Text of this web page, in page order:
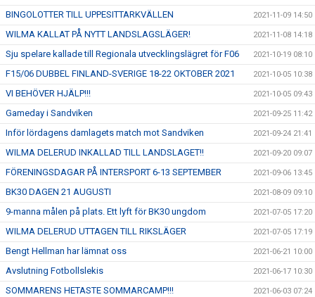
BINGOLOTTER TILL UPPESITTARKVÄLLEN 2021-11-09 14:50
WILMA KALLAT PÅ NYTT LANDSLAGSLÄGER! 2021-11-08 14:18
Sju spelare kallade till Regionala utvecklingslägret för F06 2021-10-19 08:10
F15/06 DUBBEL FINLAND-SVERIGE 18-22 OKTOBER 2021 2021-10-05 10:38
VI BEHÖVER HJÄLP!!! 2021-10-05 09:43
Gameday i Sandviken 2021-09-25 11:42
Inför lördagens damlagets match mot Sandviken 2021-09-24 21:41
WILMA DELERUD INKALLAD TILL LANDSLAGET!! 2021-09-20 09:07
FÖRENINGSDAGAR PÅ INTERSPORT 6-13 SEPTEMBER 2021-09-06 13:45
BK30 DAGEN 21 AUGUSTI 2021-08-09 09:10
9-manna målen på plats. Ett lyft för BK30 ungdom 2021-07-05 17:20
WILMA DELERUD UTTAGEN TILL RIKSLÄGER 2021-07-05 17:19
Bengt Hellman har lämnat oss 2021-06-21 10:00
Avslutning Fotbollslekis 2021-06-17 10:30
SOMMARENS HETASTE SOMMARCAMP!!! 2021-06-03 07:24